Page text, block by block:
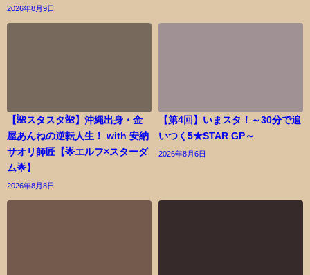
2026年8月9日
【🌺スタスタ🌺】沖縄出身・金
屋あんねの逆転人生！ with 安納
サオリ師匠【🌟エルフ×スターダ
ム🌟】
2026年8月8日
【第4回】いまスタ！～30分で追
いつく5★STAR GP～
2026年8月6日